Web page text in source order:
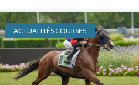
ACTUALITÉS COURSES